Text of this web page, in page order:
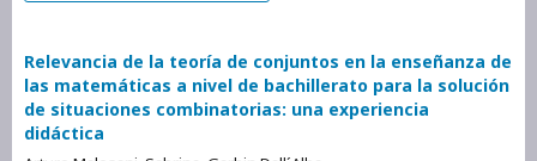
Relevancia de la teoría de conjuntos en la enseñanza de
las matemáticas a nivel de bachillerato para la solución
de situaciones combinatorias: una experiencia
didáctica